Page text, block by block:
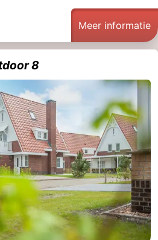
Meer informatie
8